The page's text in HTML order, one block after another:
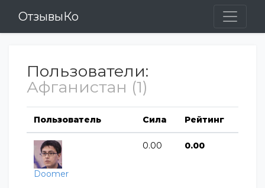
ОтзывыКо
Пользователи:
Афганистан (1)
Пользователь Сила Рейтинг
Doomer
0.00 0.00